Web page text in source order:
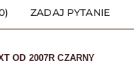
ZADAJ PYTANIE
OD 2007R CZARNY